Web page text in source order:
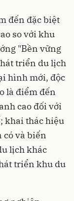
đến đặc biệt
so với khu
"Bền vững
triển du lịch
hình mới, độc
là điểm đến
cao đối với
khai thác hiệu
có và biến
lịch khác
triển khu du